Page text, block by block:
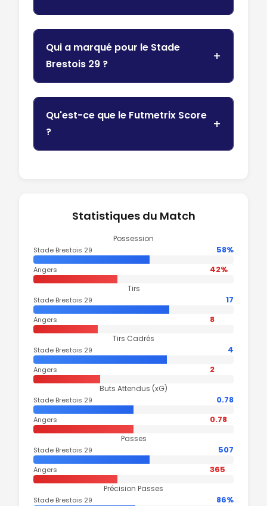
Qui a marqué pour le Stade
Brestois 29 ?
Qu'est-ce que le Futmetrix Score
?
Statistiques du Match
Possession
Stade Brestois 29 58%
Angers 42%
Tirs
Stade Brestois 29 17
Angers 8
Tirs Cadrés
Stade Brestois 29 4
Angers 2
Buts Attendus (xG)
Stade Brestois 29 0.78
Angers 0.78
Passes
Stade Brestois 29 507
Angers 365
Précision Passes
Stade Brestois 29 86%